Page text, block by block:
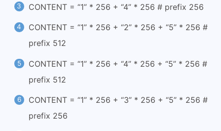
CONTENT = “1” * 256 + “4” * 256 # prefix 256
CONTENT = “1” * 256 + “2” * 256 + “5” * 256 #
prefix 512
CONTENT = “1” * 256 + “4” * 256 + “5” * 256 #
prefix 512
CONTENT = “1” * 256 + “3” * 256 + “5” * 256 #
prefix 256